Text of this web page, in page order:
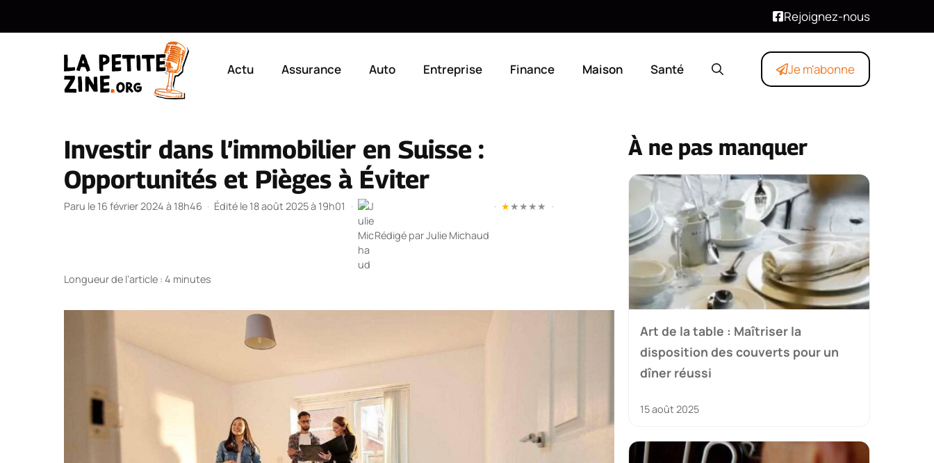
Rejoignez-nous
Actu Assurance Auto Entreprise Finance Maison Santé Je m'abonne
Investir dans l’immobilier en Suisse :
Opportunités et Pièges à Éviter
Paru le 16 février 2024 à 18h46 · Édité le 18 août 2025 à 19h01 ·
Rédigé parJulie Michaud
· ★★★★★ ·
Longueur de l’article : 4 minutes
À ne pas manquer
Art de la table : Maîtriser la
disposition des couverts pour un
dîner réussi
15 août 2025